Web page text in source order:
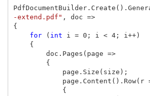
PdfDocumentBuilder. Create ().
-extend.pdf" , doc =>
{
for
( int i = 0 ; i < 4; i ++)
{
doc . Pages ( page =>
{
page . Size ( size );
page . Content (). Row( r
{